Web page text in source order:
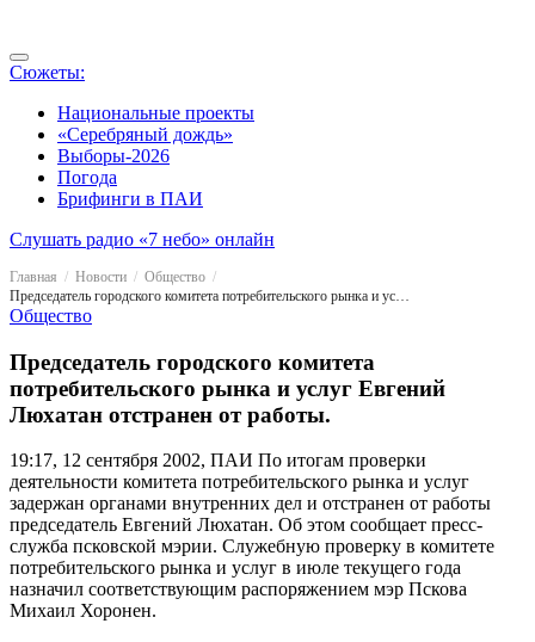
Сюжеты:
Национальные проекты
«Серебряный дождь»
Выборы-2026
Погода
Брифинги в ПАИ
Слушать радио «7 небо» онлайн
Главная Новости
Общество
Председатель городского комитета потребительского рынка и услуг Евгений Люхатан отстранен от работы.
Общество
Председатель городского комитета
потребительского рынка и услуг Евгений
Люхатан отстранен от работы.
19:17, 12 сентября 2002, ПАИ По итогам проверки
деятельности комитета потребительского рынка и услуг
задержан органами внутренних дел и отстранен от работы
председатель Евгений Люхатан. Об этом сообщает пресс-
служба псковской мэрии. Служебную проверку в комитете
потребительского рынка и услуг в июле текущего года
назначил соответствующим распоряжением мэр Пскова
Михаил Хоронен.